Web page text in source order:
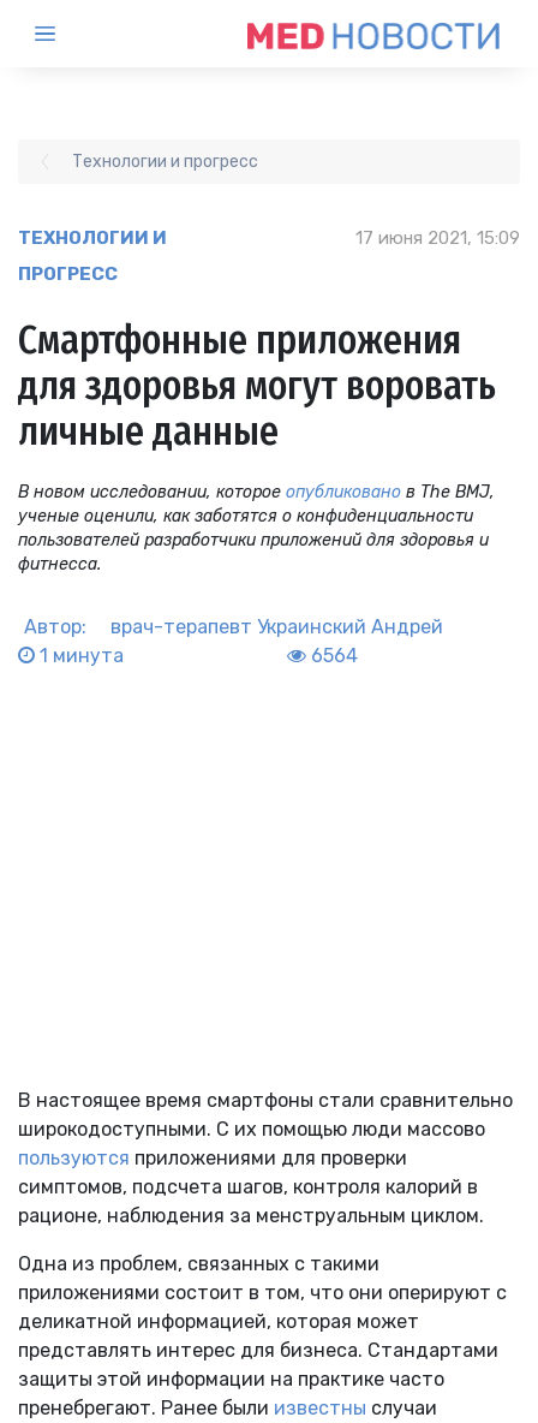
Технологии и прогресс
ТЕХНОЛОГИИ И
ПРОГРЕСС
17 июня 2021, 15:09
Смартфонные приложения
для здоровья могут воровать
личные данные
В новом исследовании, которое опубликовано в The BMJ,
ученые оценили, как заботятся о конфиденциальности
пользователей разработчики приложений для здоровья и
фитнесса.
Автор: врач-терапевт Украинский Андрей
1 минута
6564
В настоящее время смартфоны стали сравнительно
широкодоступными. С их помощью люди массово
пользуются приложениями для проверки
симптомов, подсчета шагов, контроля калорий в
рационе, наблюдения за менструальным циклом.
Одна из проблем, связанных с такими
приложениями состоит в том, что они оперируют с
деликатной информацией, которая может
представлять интерес для бизнеса. Стандартами
защиты этой информации на практике часто
пренебрегают. Ранее были известны случаи